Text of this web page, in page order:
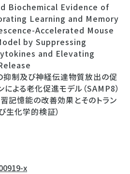
Biochemical Evidence of
Learning and Memory
Accelerated Mouse
by Suppressing
and Elevating
抑制及び神経伝達物質放出の促
による老化促進モデル（SAMP8）
記憶能の改善効果とそのトラン
生化学的検証）
x